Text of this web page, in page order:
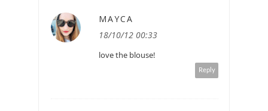
MAYCA
18/10/12 00:33
love the blouse!
Reply